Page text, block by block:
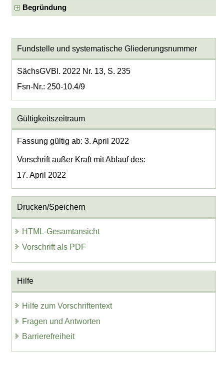
Begründung
Fundstelle und systematische Gliederungsnummer
SächsGVBl. 2022 Nr. 13, S. 235
Fsn-Nr.: 250-10.4/9
Gültigkeitszeitraum
Fassung gültig ab: 3. April 2022
Vorschrift außer Kraft mit Ablauf des:
17. April 2022
Drucken/Speichern
HTML-Gesamtansicht
Vorschrift als PDF
Hilfe
Hilfe zum Vorschriftentext
Fragen und Antworten
Barrierefreiheit